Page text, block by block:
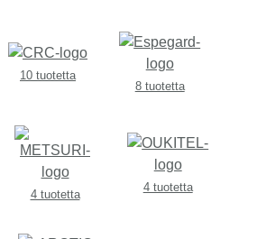
10 tuotetta
8 tuotetta
4 tuotetta
4 tuotetta